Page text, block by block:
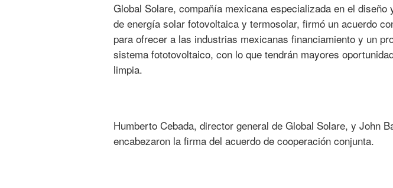
Global Solare, compañía mexicana especializada en el
de energía solar fotovoltaica y termosolar, firmó un acuerdo
para ofrecer a las industrias mexicanas financiamiento y un
sistema fototovoltaico, con lo que tendrán mayores
limpia.
Humberto Cebada, director general de Global Solare, y John
encabezaron la firma del acuerdo de cooperación conjunta.